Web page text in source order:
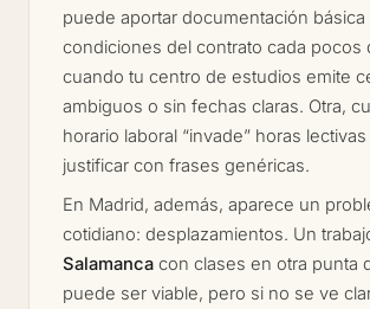
puede aportar documentación básica
condiciones del contrato cada pocos
cuando tu centro de estudios emite
ambiguos o sin fechas claras. Otra,
horario laboral “invade” horas
justificar con frases genéricas.
En Madrid, además, aparece un
cotidiano: desplazamientos. Un
Salamanca con clases en otra punta
puede ser viable, pero si no se ve